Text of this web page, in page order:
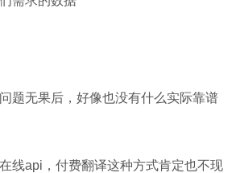
题无果后，好像也没有什么实际靠谱
线api，付费翻译这种方式肯定也不现